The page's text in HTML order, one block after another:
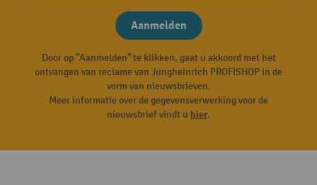
Aanmelden
Door op "Aanmelden" te klikken, gaat u akkoord met het
ontvangen van reclame van Jungheinrich PROFISHOP in de
vorm van nieuwsbrieven.
Meer informatie over de gegevensverwerking voor de
nieuwsbrief vindt u hier.